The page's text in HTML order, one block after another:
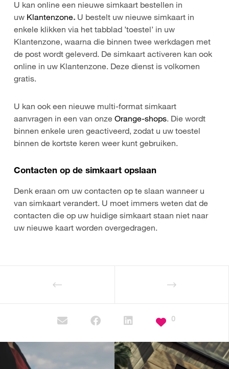
U kan online een nieuwe simkaart bestellen in
uw Klantenzone.U bestelt uw nieuwe simkaart in
enkele klikken via het tabblad ’toestel’ in uw
Klantenzone, waarna die binnen twee werkdagen met
de post wordt geleverd. De simkaart activeren kan ook
online in uw Klantenzone. Deze dienst is volkomen
gratis.
U kan ook een nieuwe multi-format simkaart
aanvragen in een van onze Orange-shops. Die wordt
binnen enkele uren geactiveerd, zodat u uw toestel
binnen de kortste keren weer kunt gebruiken.
Contacten op de simkaart opslaan
Denk eraan om uw contacten op te slaan wanneer u
van simkaart verandert. U moet immers weten dat de
contacten die op uw huidige simkaart staan niet naar
uw nieuwe kaart worden overgedragen.
0